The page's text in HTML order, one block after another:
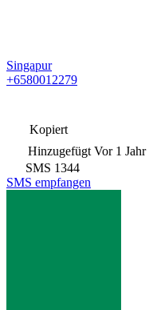
Singapur
+6580012279
Kopiert
Hinzugefügt Vor 1 Jahr
SMS 1344
SMS empfangen